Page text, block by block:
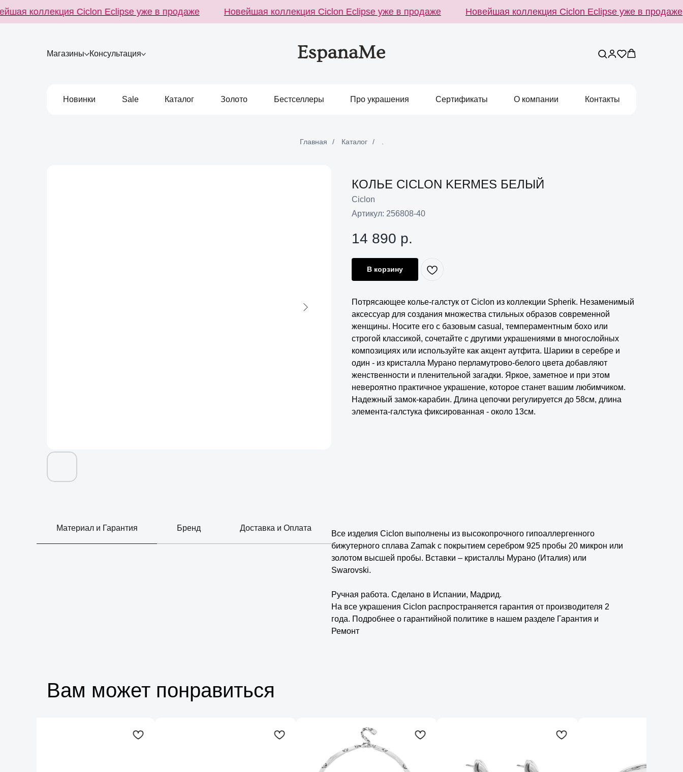
коллекция Ciclon Eclipse уже в продаже Новейшая коллекция Ciclon Eclipse уже в продаже Новейшая коллекция Ciclon Eclipse уже в продаже
Магазины Консультация
Новинки Sale Каталог Золото Бестселлеры Про украшения Сертификаты О компании Контакты
Главная / Каталог /
КОЛЬЕ CICLON KERMES БЕЛЫЙ
Ciclon
Артикул: 256808-40
14 890 р.
В корзину
Потрясающее колье-галстук от Ciclon из коллекции Spherik. Незаменимый
аксессуар для создания множества стильных образов современной
женщины. Носите его с базовым casual, темпераментным бохо или
строгой классикой, сочетайте с другими украшениями в многослойных
композициях или используйте как акцент аутфита. Шарики в серебре и
один - из кристалла Мурано перламутрово-белого цвета добавляют
женственности и пленительной загадки. Яркое, заметное и при этом
невероятно практичное украшение, которое станет вашим любимчиком.
Надежный замок-карабин. Длина цепочки регулируется до 58см, длина
элемента-галстука фиксированная - около 13см.
Материал и Гарантия Бренд Доставка и Оплата
Все изделия Ciclon выполнены из высокопрочного гипоаллергенного
бижутерного сплава Zamak с покрытием серебром 925 пробы 20 микрон или
золотом высшей пробы. Вставки – кристаллы Мурано (Италия) или
Swarovski.
Ручная работа. Сделано в Испании, Мадрид.
На все украшения Ciclon распространяется гарантия от производителя 2
года. Подробнее о гарантийной политике в нашем разделе Гарантия и
Ремонт
Вам может понравиться